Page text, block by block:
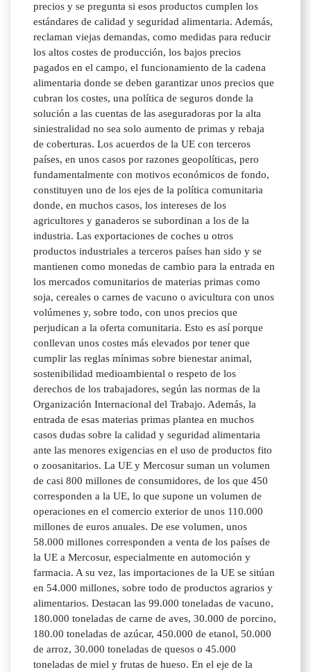
precios y se pregunta si esos productos cumplen los
estándares de calidad y seguridad alimentaria. Además,
reclaman viejas demandas, como medidas para reducir
los altos costes de producción, los bajos precios
pagados en el campo, el funcionamiento de la cadena
alimentaria donde se deben garantizar unos precios que
cubran los costes, una política de seguros donde la
solución a las cuentas de las aseguradoras por la alta
siniestralidad no sea solo aumento de primas y rebaja
de coberturas. Los acuerdos de la UE con terceros
países, en unos casos por razones geopolíticas, pero
fundamentalmente con motivos económicos de fondo,
constituyen uno de los ejes de la política comunitaria
donde, en muchos casos, los intereses de los
agricultores y ganaderos se subordinan a los de la
industria. Las exportaciones de coches u otros
productos industriales a terceros países han sido y se
mantienen como monedas de cambio para la entrada en
los mercados comunitarios de materias primas como
soja, cereales o carnes de vacuno o avicultura con unos
volúmenes y, sobre todo, con unos precios que
perjudican a la oferta comunitaria. Esto es así porque
conllevan unos costes más elevados por tener que
cumplir las reglas mínimas sobre bienestar animal,
sostenibilidad medioambiental o respeto de los
derechos de los trabajadores, según las normas de la
Organización Internacional del Trabajo. Además, la
entrada de esas materias primas plantea en muchos
casos dudas sobre la calidad y seguridad alimentaria
ante las menores exigencias en el uso de productos fito
o zoosanitarios. La UE y Mercosur suman un volumen
de casi 800 millones de consumidores, de los que 450
corresponden a la UE, lo que supone un volumen de
operaciones en el comercio exterior de unos 110.000
millones de euros anuales. De ese volumen, unos
58.000 millones corresponden a venta de los países de
la UE a Mercosur, especialmente en automoción y
farmacia. A su vez, las importaciones de la UE se sitúan
en 54.000 millones, sobre todo de productos agrarios y
alimentarios. Destacan las 99.000 toneladas de vacuno,
180.000 toneladas de carne de aves, 30.000 de porcino,
180.00 toneladas de azúcar, 450.000 de etanol, 50.000
de arroz, 30.000 toneladas de quesos o 45.000
toneladas de miel y frutas de hueso. En el eje de la